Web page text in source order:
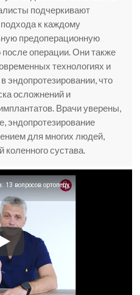
подчеркивают
к каждому
предоперационную
операции. Они также
технологиях и
эндопротезировании, что
осложнений и
Врачи уверены,
эндопротезирование
для многих людей,
сустава.
13 вопросов ортопеду